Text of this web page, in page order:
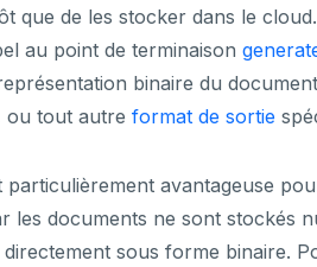
que de les stocker dans le
au point de terminaison
binaire du
ou tout autre format de sortie
avantageuse
les documents ne sont stockés
sous forme binaire.